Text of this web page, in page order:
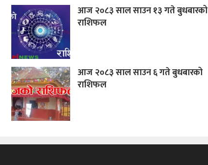
आज २०८३ साल साउन १३ गते बुधबारको
राशिफल
आज २०८३ साल साउन ६ गते बुधबारको
राशिफल